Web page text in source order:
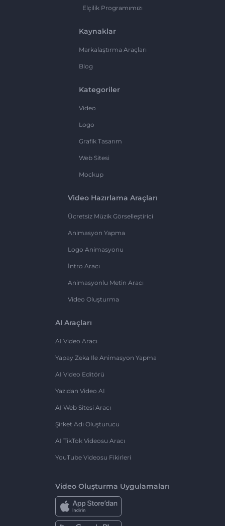
Elçilik Programımızı
Kaynaklar
Markalaştırma Araçları
Blog
Kategoriler
Video
Logo
Grafik Tasarım
Web Sitesi
Mockup
Video Hazırlama Araçları
Ücretsiz Müzik Görselleştirici
Animasyon Yapma
Logo Animasyonu
İntro Aracı
Animasyonlu Metin Aracı
Video Oluşturma
AI Araçları
AI Video Aracı
Yapay Zeka Ile Animasyon Yapma
AI Video Editörü
Yazıdan Video AI
AI Web Sitesi Aracı
Şirket Adı Oluşturucu
AI TikTok Videosu Aracı
YouTube Videosu Fikirleri
Video Oluşturma Uygulamaları